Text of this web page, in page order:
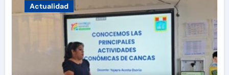
Actualidad